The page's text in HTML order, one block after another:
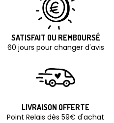
SATISFAIT OU REMBOURSÉ
60 jours pour changer d'avis
LIVRAISON OFFERTE
Point Relais dès 59€ d'achat